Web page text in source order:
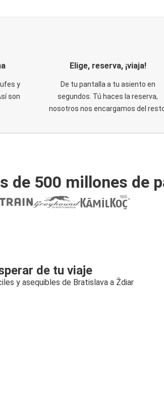
y
son
Elige, reserva, ¡viaja!
De tu pantalla a tu asiento en
segundos. Tú haces la reserva,
nosotros nos encargamos del
de 500 millones de
de tu viaje
y asequibles de Bratislava a Ždiar